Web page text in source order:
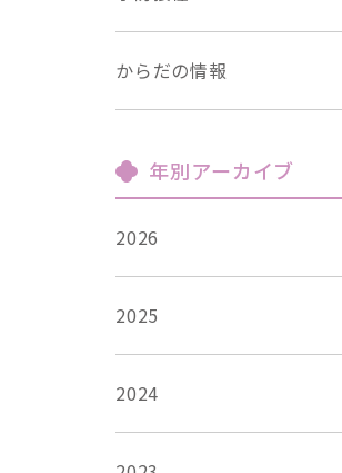
からだの情報
年別アーカイブ
2026
2025
2024